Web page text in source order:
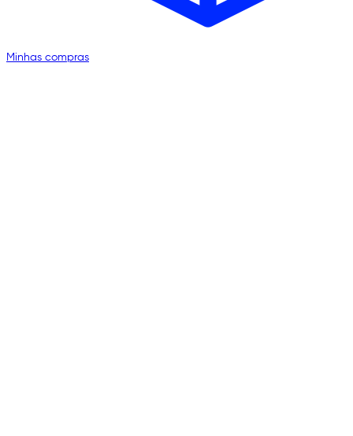
Minhas compras